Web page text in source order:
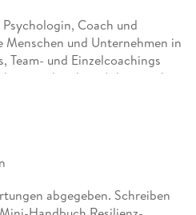
Coach und
und Unternehmen in
Team- und Einzelcoachings
ihrer Arbeit sind
abgegeben. Schreiben